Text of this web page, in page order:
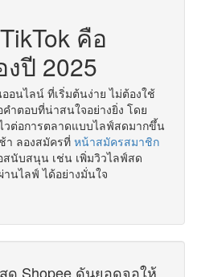
คือ
ปี 2025
อนไลน์ ที่เริ่มต้นง่าย ไม่ต้องใช้
ำตอบที่น่าสนใจอย่างยิ่ง โดย
วต่อการตลาดแบบไลฟ์สดมากขึ้น
า ลองสมัครที่ หน้าสมัครสมาชิก
สนับสนุน เช่น เพิ่มวิวไลฟ์สด
นไลฟ์ ได้อย่างมั่นใจ
ด Shopee ดันยอดจอให้